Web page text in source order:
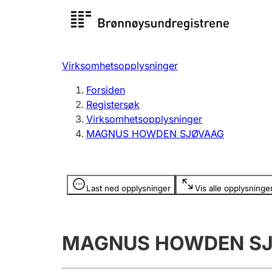
Registersøk
Registrere, endre, slette
Virksomhetsopplysninger
Forsiden
Registersøk
Virksomhetsopplysninger
MAGNUS HOWDEN SJØVAAG
Last ned opplysninger Vis alle
Opplysninger er skjult
MAGNUS HOWDEN